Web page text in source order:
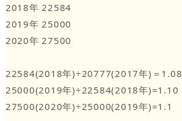
2018年 22584
2019年 25000
2020年 27500
22584(2018年)÷20777(2017年)＝1.08
25000(2019年)÷22584(2018年)=1.10
27500(2020年)÷25000(2019年)=1.1